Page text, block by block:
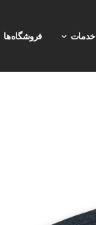
خدمات فروشگاه‌ها